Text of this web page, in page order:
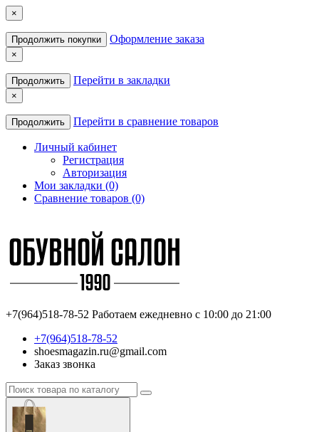
×
Продолжить покупки Оформление заказа
×
Продолжить Перейти в закладки
×
Продолжить Перейти в сравнение товаров
Личный кабинет
Регистрация
Авторизация
Мои закладки (0)
Сравнение товаров (0)
+7(964)518-78-52 Работаем ежедневно с 10:00 до 21:00
+7(964)518-78-52
shoesmagazin.ru@gmail.com
Заказ звонка